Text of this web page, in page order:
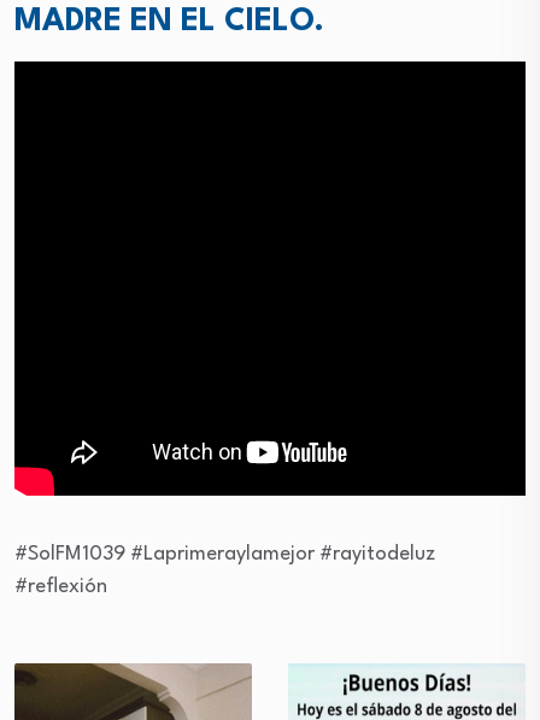
MADRE EN EL CIELO.
#SolFM1039 #Laprimeraylamejor #rayitodeluz
#reflexión